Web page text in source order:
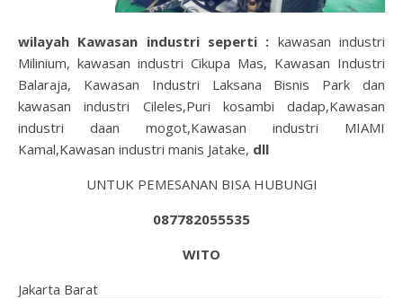
wilayah Kawasan industriseperti : kawasan industri
Milinium, kawasan industri Cikupa Mas, Kawasan Industri
Balaraja, Kawasan Industri Laksana Bisnis Park dan
kawasan industri Cileles,Puri kosambi dadap,Kawasan
industri daan mogot,Kawasan industri MIAMI
Kamal,Kawasan industri manis Jatake, dll
UNTUK PEMESANAN BISA HUBUNGI
087782055535
WITO
Jakarta Barat